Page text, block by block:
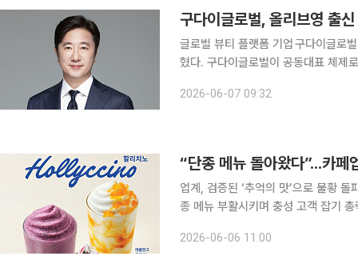
구다이글로벌, 올리브영 출
글로벌 뷰티 플랫폼 기업 구다이글로
혔다. 구다이글로벌이 공동대표 체제로 전환한 것
2026-06-07 09:32
“단종 메뉴 돌아왔다”...카페
업계, 검증된 ‘추억의 맛’으로 불황
종 메뉴 부활시키며 충성 고객 잡기 총력 국내 대표 카페 프랜차이즈들이 과거 인기를 끌었
워하는 목소리가 계속 되자, 각 브랜
2026-06-06 11:00